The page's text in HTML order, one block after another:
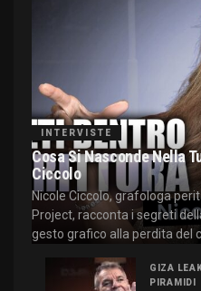
INTERVISTE
Cosa Si Nasconde Nella
Ciccolo
Nicole Ciccolo, grafologa
Project, racconta i segreti
gesto grafico alla perdita del
GIZA
PIRAMIDI